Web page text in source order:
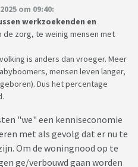
om 09:40:
werkzoekenden en
de zorg, te weinig mensen met
is anders dan vroeger. Meer
mensen leven langer,
Dus het percentage
"we" een kenniseconomie
met als gevolg dat er nu te
Om de woningnood op te
ge/verbouwd gaan worden